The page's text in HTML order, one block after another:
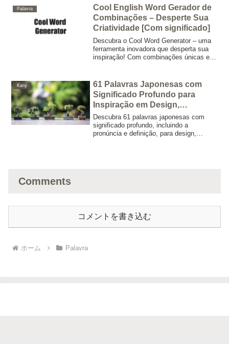
Palavra
Cool English Word Gerador de
Combinações – Desperte Sua
Criatividade [Com significado]
Descubra o Cool Word Generator – uma
ferramenta inovadora que desperta sua
inspiração! Com combinações únicas e
criativos, do design de logotipo ao
brainstorming.
Kanji
61 Palavras Japonesas com
Significado Profundo para
Inspiração em Design,
Branding e Tatuagens
Descubra 61 palavras japonesas com
significado profundo, incluindo a
pronúncia e definição, para design,
Comments
コメントを書き込む
ホーム Palavra